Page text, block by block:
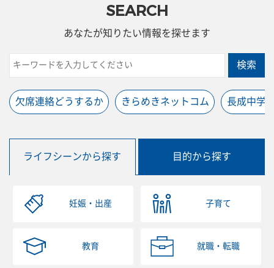
SEARCH
あなたが知りたい情報を探せます
検索
欠席連絡どうするか きらめきネットコム 長成中学
ライフシーンから探す 目的から探す
妊娠・出産 子育て
教育 就職・転職